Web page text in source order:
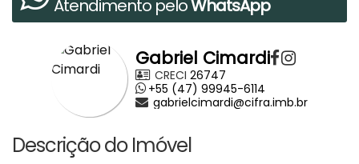
Atendimento peloWhatsApp
Gabriel Cimardi
CRECI 26747
+55 (47) 99945-6114
gabrielcimardi@cifra.imb.br
Descrição do Imóvel